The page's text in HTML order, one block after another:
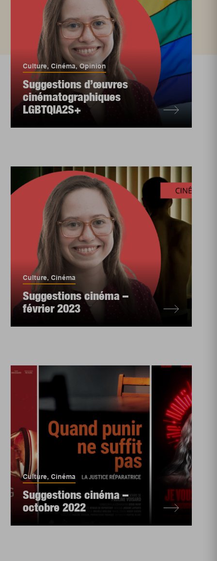
Culture,Cinéma,Opinion
Suggestions d’œuvres
cinématographiques
LGBTQIA2S+
Culture,Cinéma
Suggestions cinéma –
février 2023
Culture,Cinéma
Suggestions cinéma –
octobre 2022